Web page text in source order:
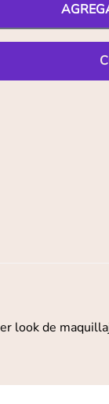
look de